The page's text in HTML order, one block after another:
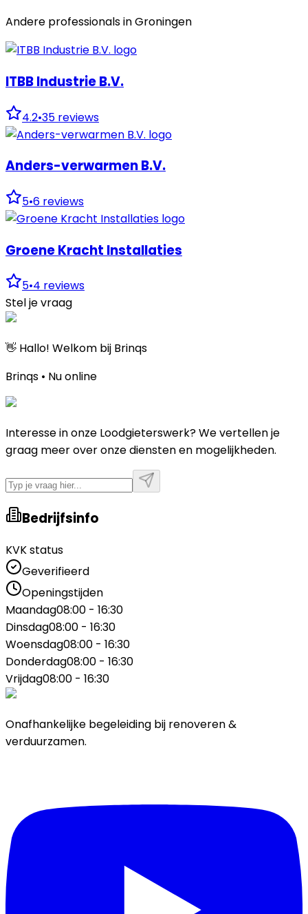
Andere professionals inGroningen
ITBB Industrie B.V.
4.2•35 reviews
Anders-verwarmen B.V.
5•6 reviews
Groene Kracht Installaties
5•4 reviews
Stel je vraag
👋 Hallo! Welkom bij Brinqs
Brinqs • Nu online
Interesse in onze Loodgieterswerk? We vertellen je
graag meer over onze diensten en mogelijkheden.
Bedrijfsinfo
KVK status
Geverifieerd
Openingstijden
Maandag08:00 - 16:30
Dinsdag08:00 - 16:30
Woensdag08:00 - 16:30
Donderdag08:00 - 16:30
Vrijdag08:00 - 16:30
Onafhankelijke begeleiding bij renoveren &
verduurzamen.